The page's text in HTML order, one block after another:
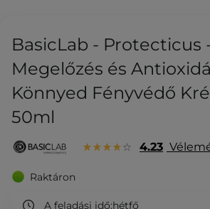
BasicLab - Protecticus
Megelőzés és
Könnyed Fényvédő
50ml
4.23
Raktáron
A feladási idő:hétfő